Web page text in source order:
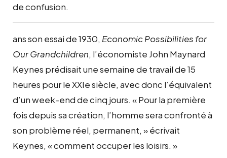
de confusion.
ans son essai de 1930, Economic Possibilities for
Our Grandchildren, l’économiste John Maynard
Keynes prédisait une semaine de travail de 15
heures pour le XXIe siècle, avec donc l’équivalent
d’un week-end de cinq jours. « Pour la première
fois depuis sa création, l’homme sera confronté à
son problème réel, permanent, » écrivait
Keynes, « comment occuper les loisirs. »